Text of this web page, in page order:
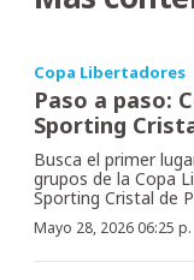
Copa Libertadores
Paso a paso:
Sporting
Busca el primer
grupos de la Copa
Sporting Cristal de
Mayo 28, 2026 06:25 p.